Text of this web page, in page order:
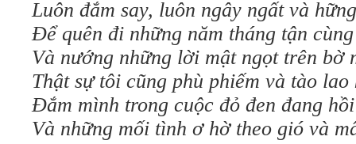
Luôn đắm say, luôn ngây ngất và
Để quên đi những năm tháng tận cùng
Và nướng những lời mật ngọt trên bờ
Thật sự tôi cũng phù phiếm và tào
Đắm mình trong cuộc đỏ đen đang
Và những mối tình ơ hờ theo gió và